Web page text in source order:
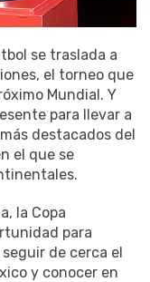
se traslada a
el torneo que
Mundial. Y
para llevar a
destacados del
el que se
la Copa
para
de cerca el
y conocer en